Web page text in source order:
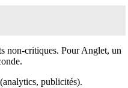
non-critiques. Pour Anglet, un
publicités).